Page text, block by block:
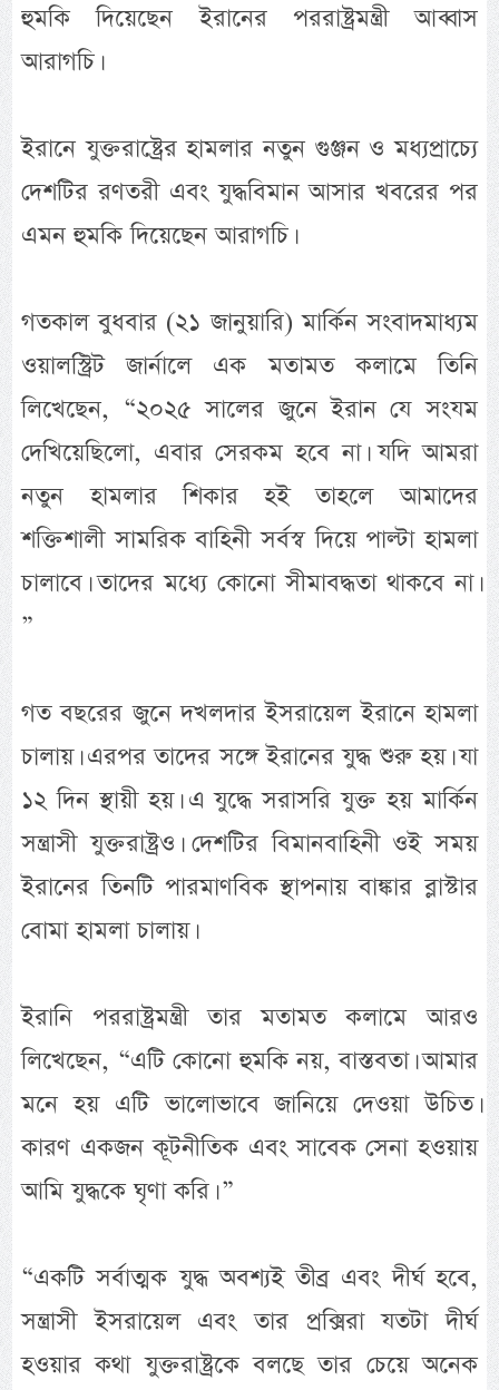
হুমকি দিয়েছেন ইরানের পররাষ্ট্রমন্ত্রী আব্বাস
আরাগচি।
ইরানে যুক্তরাষ্ট্রের হামলার নতুন গুঞ্জন ও মধ্যপ্রাচ্যে
দেশটির রণতরী এবং যুদ্ধবিমান আসার খবরের পর
এমন হুমকি দিয়েছেন আরাগচি।
গতকাল বুধবার (২১ জানুয়ারি) মার্কিন সংবাদমাধ্যম
ওয়ালস্ট্রিট জার্নালে এক মতামত কলামে তিনি
লিখেছেন, “২০২৫ সালের জুনে ইরান যে সংযম
দেখিয়েছিলো, এবার সেরকম হবে না। যদি আমরা
নতুন হামলার শিকার হই তাহলে আমাদের
শক্তিশালী সামরিক বাহিনী সর্বস্ব দিয়ে পাল্টা হামলা
চালাবে। তাদের মধ্যে কোনো সীমাবদ্ধতা থাকবে না।
”
গত বছরের জুনে দখলদার ইসরায়েল ইরানে হামলা
চালায়। এরপর তাদের সঙ্গে ইরানের যুদ্ধ শুরু হয়। যা
১২ দিন স্থায়ী হয়। এ যুদ্ধে সরাসরি যুক্ত হয় মার্কিন
সন্ত্রাসী যুক্তরাষ্ট্রও। দেশটির বিমানবাহিনী ওই সময়
ইরানের তিনটি পারমাণবিক স্থাপনায় বাঙ্কার ব্লাস্টার
বোমা হামলা চালায়।
ইরানি পররাষ্ট্রমন্ত্রী তার মতামত কলামে আরও
লিখেছেন, “এটি কোনো হুমকি নয়, বাস্তবতা। আমার
মনে হয় এটি ভালোভাবে জানিয়ে দেওয়া উচিত।
কারণ একজন কূটনীতিক এবং সাবেক সেনা হওয়ায়
আমি যুদ্ধকে ঘৃণা করি। ”
“একটি সর্বাত্মক যুদ্ধ অবশ্যই তীব্র এবং দীর্ঘ হবে,
সন্ত্রাসী ইসরায়েল এবং তার প্রক্সিরা যতটা দীর্ঘ
হওয়ার কথা যুক্তরাষ্ট্রকে বলছে তার চেয়ে অনেক